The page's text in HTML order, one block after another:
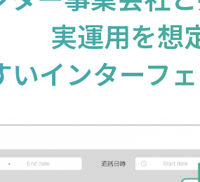
実運用を想
いインターフ